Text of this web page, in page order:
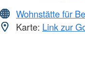
Wohnstätte für
Karte: Link zur